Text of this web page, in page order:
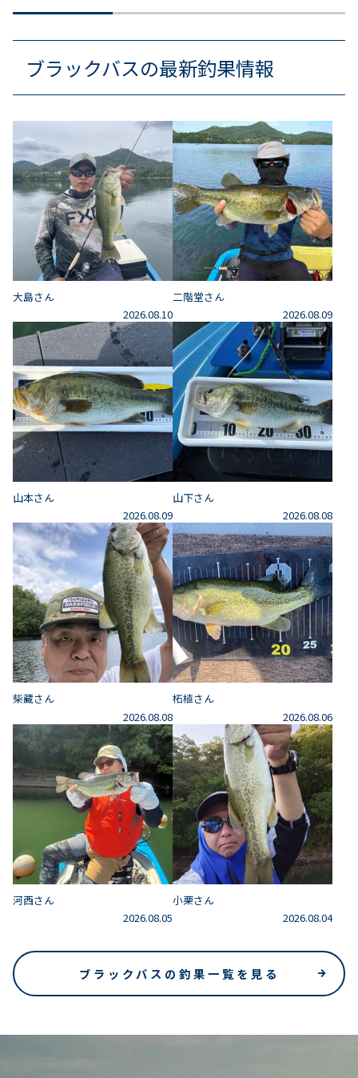
ブラックバスの最新釣果情報
大島さん
2026.08.10
二階堂さん
2026.08.09
山本さん
2026.08.09
山下さん
2026.08.08
柴藏さん
2026.08.08
柘植さん
2026.08.06
河西さん
2026.08.05
小栗さん
2026.08.04
ブラックバスの釣果一覧を見る